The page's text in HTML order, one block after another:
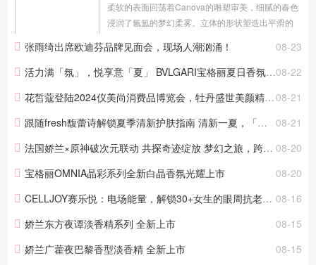
柔软的表面回荡着Canova的雕塑审美，细腻的春色
浸润了氤氲的梦幻柔雾。立体的形状塑造出平滑的
用反差的修饰手法呈现是本季FURLA的全新定义。
地域特色与精湛工艺交融出触...
08-23
张雨绮出席欧迪芬品牌见面会，现场人潮汹涌！
08-22
活力满「氛」，悦享意「夏」 BVLGARI宝格丽夏日香氛推荐
08-21
花皙蔻登陆2024仪美尚消费品博览会，牡丹盛世美颜精华油首秀
08-21
跟随fresh馥蕾诗解锁夏季清新护肤指南 清新一夏，「酵」醒肌肤嫩·透·光
08-20
法国娇兰×原神破次元联动 共探奇迹绽放 梦幻之旅，跨界奇遇
08-20
宝格丽OMNIA晶彩系列全新白晶香氛光耀上市
08-16
CELLJOY赛乐悦：电场能量，解锁30+女生的眼周抗老秘籍
08-15
娇兰东方夜谭淡香精系列 全新上市
08-15
娇兰广藿夜巴黎香型淡香精 全新上市